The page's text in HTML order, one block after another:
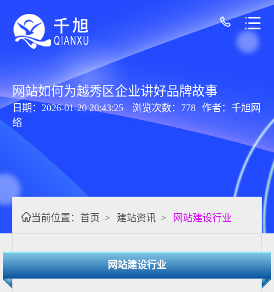
网站如何为越秀区企业讲好品牌故事
日期：2026-01-20 20:43:25 浏览次数：778 作者：千旭网
络
当前位置： 首页 > 建站资讯 > 网站建设行业
网站建设行业